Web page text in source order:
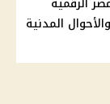
المدنية